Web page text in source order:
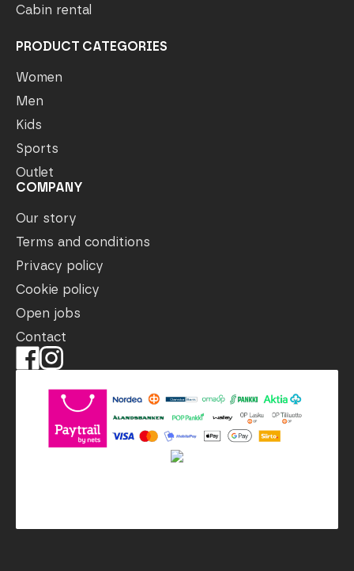
Cabin rental
PRODUCT CATEGORIES
Women
Men
Kids
Sports
Outlet
COMPANY
Our story
Terms and conditions
Privacy policy
Cookie policy
Open jobs
Contact